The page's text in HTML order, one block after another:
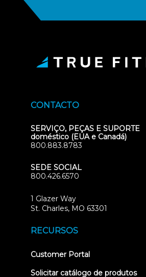
CONTACTO
SERVIÇO, PEÇAS E SUPORTE
doméstico (EUA e Canadá)
800.883.8783
SEDE SOCIAL
800.426.6570
1 Glazer Way
St. Charles, MO 63301
RECURSOS
Customer Portal(opens
new
Solicitar catálogo de produtos